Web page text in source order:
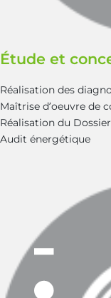
Étude et
Réalisation des
Maîtrise d’oeuvre de
Réalisation du
Audit énergétique